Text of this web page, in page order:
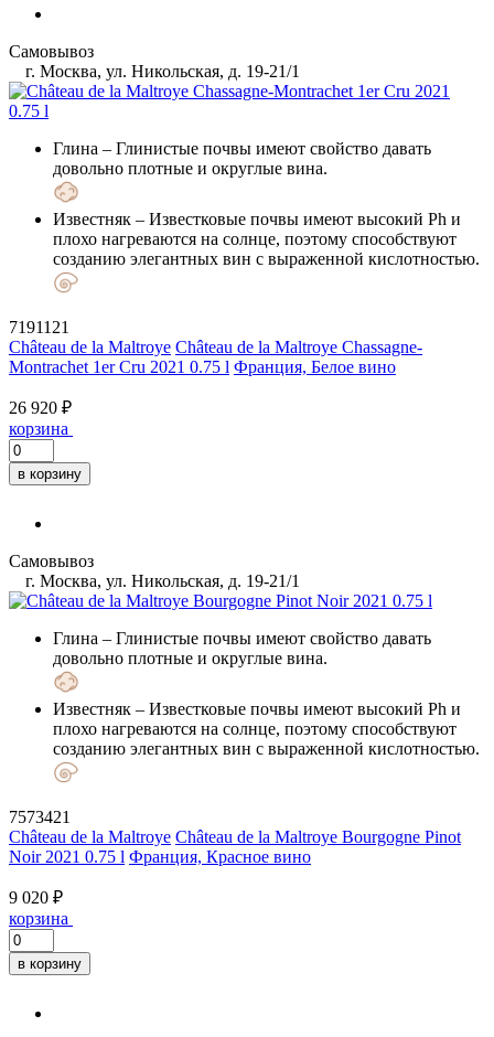
Самовывоз
г. Москва, ул. Никольская, д. 19-21/1
Глина – Глинистые почвы имеют свойство давать
довольно плотные и округлые вина.
Известняк – Известковые почвы имеют высокий Ph и
плохо нагреваются на солнце, поэтому способствуют
созданию элегантных вин с выраженной кислотностью.
7191121
Château de la Maltroye Château de la Maltroye Chassagne-
Montrachet 1er Cru 2021 0.75 l Франция, Белое вино
26 920 ₽
корзина
в корзину
Самовывоз
г. Москва, ул. Никольская, д. 19-21/1
Глина – Глинистые почвы имеют свойство давать
довольно плотные и округлые вина.
Известняк – Известковые почвы имеют высокий Ph и
плохо нагреваются на солнце, поэтому способствуют
созданию элегантных вин с выраженной кислотностью.
7573421
Château de la Maltroye Château de la Maltroye Bourgogne Pinot
Noir 2021 0.75 l Франция, Красное вино
9 020 ₽
корзина
в корзину